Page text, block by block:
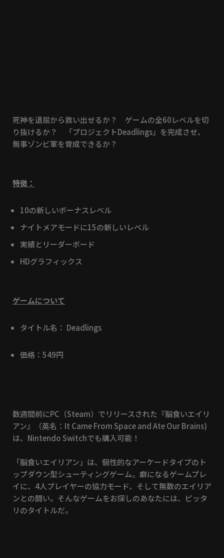
死神を退屈から救い出せるか？ ゲームの全60レベルを切
り抜けるか？ 「プロジェクトDeadlings」を完成させ、
無事ゾンビ軍を育成できるか？
特徴：
10の新しいボーナスレベル
ナイトメアモードに15の新しいレベル
実績とリーダーボード
HDグラフィックス
ゲームについて
タイトル名： Deadlings
価格：549円
数週間前にPC（Steam）でリリースされた『脳食いエイリ
アン』（英名：It Came From Space and Ate Our Brains)
は、Nintendo Switchでも購入可能！
「脳食いエイリアン」は、個性的なアーケードタイプのト
ップダウン型シューティングゲーム。癖になるゲームプレ
イに、4人プレイヤーの協力モード、そして無数のエイリア
ンとの闘い。そんなゲームをお探しのあなたには、ピッタ
リのタイトルだ。